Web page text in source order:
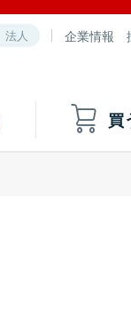
法人 企業情報
買